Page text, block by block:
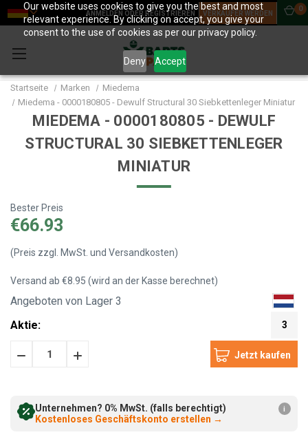
Our website uses cookies to give you the best and most
relevant experience. By clicking on accept, you give your
consent to the use of cookies as per our privacy policy.
Deny Accept
ANMELDEN ODER REGISTRIEREN VERKÄUFER WERDEN
0
Startseite Marken
Miedema
Miedema - 0000180805 - Dewulf Structural 30 Siebkettenleger Miniatur
MIEDEMA - 0000180805 - DEWULF
STRUCTURAL 30 SIEBKETTENLEGER
MINIATUR
Bester Preis
€66.93
(Preis zzgl. MwSt. und Versandkosten)
Versand ab €8.95 (wird an der Kasse berechnet)
Angeboten von Lager 3
Aktie:
3
Menge Menge
Unternehmen? 0% MwSt. (falls berechtigt)
Kostenloses Geschäftskonto erstellen →
i